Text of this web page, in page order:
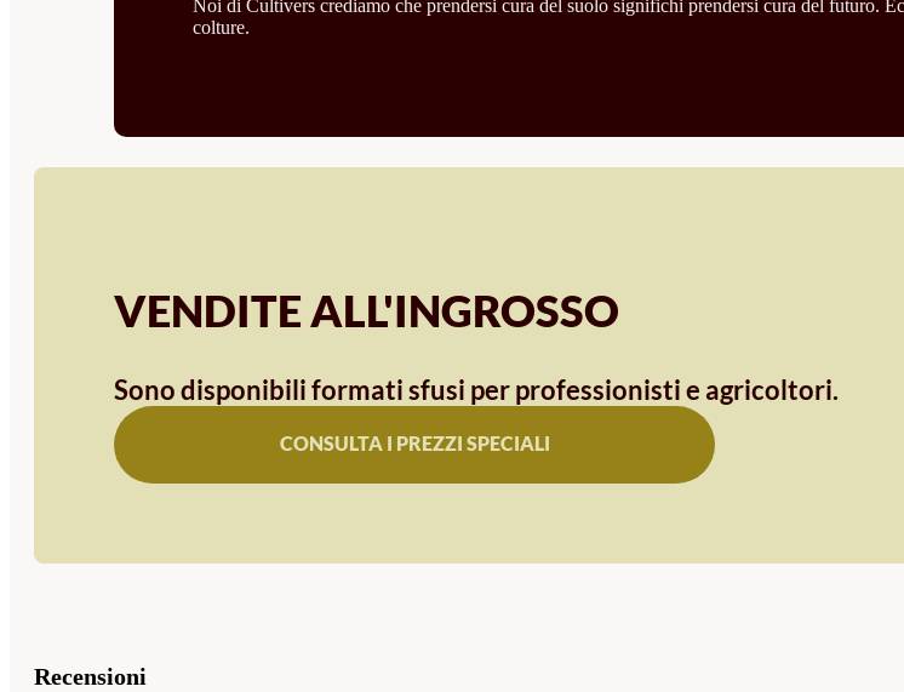
Noi di Cultivers crediamo che prendersi cura del suolo significhi prendersi cura del futuro.
colture.
VENDITE ALL'INGROSSO
Sono disponibili formati sfusi per professionisti e agricoltori.
CONSULTA I PREZZI SPECIALI
Recensioni